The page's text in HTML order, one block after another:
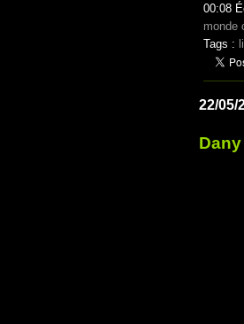
00:08
monde
Tags :
22/05/